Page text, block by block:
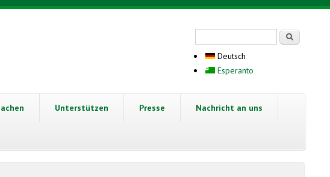
Deutsch
Esperanto
Unterstützen Presse Nachricht an uns